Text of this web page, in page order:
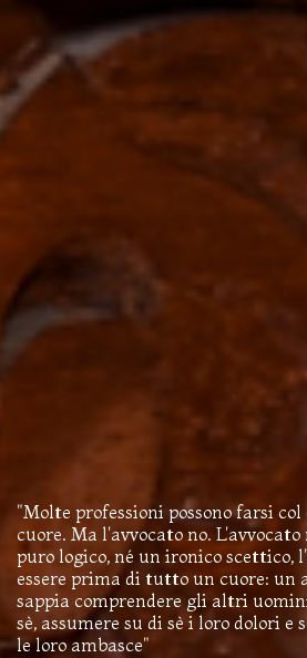
"Molte professioni possono farsi col
cuore. Ma l'avvocato no. L'avvocato
puro logico, né un ironico scettico,
essere prima di tutto un cuore: un
sappia comprendere gli altri
sè, assumere su di sè i loro dolori e
le loro ambasce"